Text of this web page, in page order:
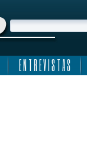
E N T R E V I S T A S